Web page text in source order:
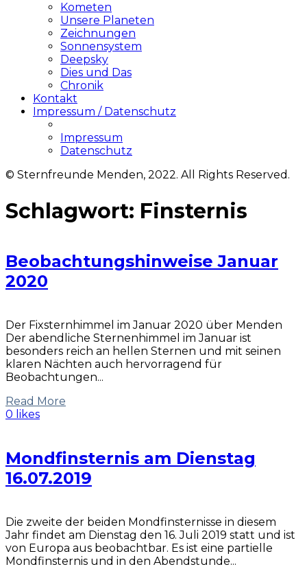
Kometen
Unsere Planeten
Zeichnungen
Sonnensystem
Deepsky
Dies und Das
Chronik
Kontakt
Impressum / Datenschutz
Impressum
Datenschutz
© Sternfreunde Menden, 2022. All Rights Reserved.
Schlagwort: Finsternis
Beobachtungshinweise Januar
2020
Der Fixsternhimmel im Januar 2020 über Menden
Der abendliche Sternenhimmel im Januar ist
besonders reich an hellen Sternen und mit seinen
klaren Nächten auch hervorragend für
Beobachtungen...
Read More
0 likes
Mondfinsternis am Dienstag
16.07.2019
Die zweite der beiden Mondfinsternisse in diesem
Jahr findet am Dienstag den 16. Juli 2019 statt und ist
von Europa aus beobachtbar. Es ist eine partielle
Mondfinsternis und in den Abendstunde...